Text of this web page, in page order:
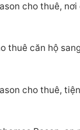
cho thuê,
thuê căn hộ
cho thuê,